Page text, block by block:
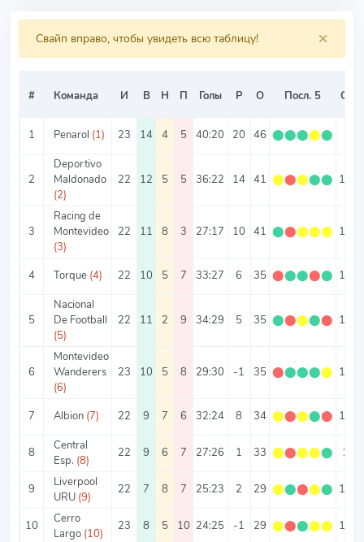
×
Свайп вправо, чтобы увидеть всю таблицу!
# Команда И В Н П Голы Р О Посл. 5 О/И
1 Penarol (1) 23 14 4 5 40:20 20 46 ⬤⬤⬤⬤⬤
2
Deportivo
Maldonado
(2)
22 12 5 5 36:22 14 41 ⬤⬤⬤⬤⬤ 1.86
3
Racing de
Montevideo
(3)
22 11 8 3 27:17 10 41 ⬤⬤⬤⬤⬤ 1.86
4 Torque (4) 22 10 5 7 33:27 6 35 ⬤⬤⬤⬤⬤ 1.59
5
Nacional
De Football
(5)
22 11 2 9 34:29 5 35 ⬤⬤⬤⬤⬤ 1.59
6
Montevideo
Wanderers
(6)
23 10 5 8 29:30 -1 35 ⬤⬤⬤⬤⬤ 1.52
7 Albion (7) 22 9 7 6 32:24 8 34 ⬤⬤⬤⬤⬤ 1.55
8
Central
Esp. (8)
22 9 6 7 27:26 1 33 ⬤⬤⬤⬤⬤ 1.5
9
Liverpool
URU (9)
22 7 8 7 25:23 2 29 ⬤⬤⬤⬤⬤ 1.32
10
Cerro
Largo (10)
23 8 5 10 24:25 -1 29 ⬤⬤⬤⬤⬤ 1.26